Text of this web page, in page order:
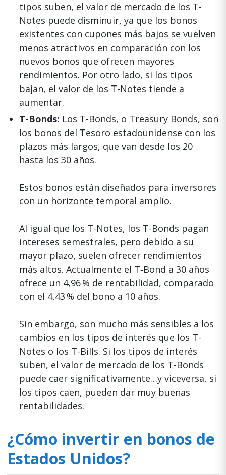
tipos suben, el valor de mercado de los T-
Notes puede disminuir, ya que los bonos
existentes con cupones más bajos se vuelven
menos atractivos en comparación con los
nuevos bonos que ofrecen mayores
rendimientos. Por otro lado, si los tipos
bajan, el valor de los T-Notes tiende a
aumentar.
T-Bonds: Los T-Bonds, o Treasury Bonds, son
los bonos del Tesoro estadounidense con los
plazos más largos, que van desde los 20
hasta los 30 años.
Estos bonos están diseñados para inversores
con un horizonte temporal amplio.
Al igual que los T-Notes, los T-Bonds pagan
intereses semestrales, pero debido a su
mayor plazo, suelen ofrecer rendimientos
más altos. Actualmente el T‑Bond a 30 años
ofrece un 4,96 % de rentabilidad, comparado
con el 4,43 % del bono a 10 años.
Sin embargo, son mucho más sensibles a los
cambios en los tipos de interés que los T-
Notes o los T-Bills. Si los tipos de interés
suben, el valor de mercado de los T-Bonds
puede caer significativamente…y viceversa, si
los tipos caen, pueden dar muy buenas
rentabilidades.
¿Cómo invertir en bonos de
Estados Unidos?